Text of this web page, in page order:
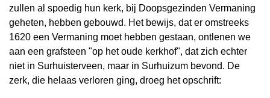
zullen al spoedig hun kerk, bij Doopsgezinden Vermaning
geheten, hebben gebouwd. Het bewijs, dat er omstreeks
1620 een Vermaning moet hebben gestaan, ontlenen we
aan een grafsteen "op het oude kerkhof", dat zich echter
niet in Surhuisterveen, maar in Surhuizum bevond. De
zerk, die helaas verloren ging, droeg het opschrift: